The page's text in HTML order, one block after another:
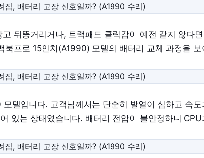
뒤뚱거리거나, 트랙패드 클릭감이 예전 같지 않다
북프로 15인치(A1990) 모델의 배터리 교체 과정을 보
델입니다. 고객님께서는 단순히 발열이 심하고 속
있는 상태였습니다. 배터리 전압이 불안정하니